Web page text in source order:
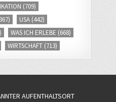
(709)
USA (442)
WAS ICH ERLEBE (668)
WIRTSCHAFT (713)
AUFENTHALTSORT